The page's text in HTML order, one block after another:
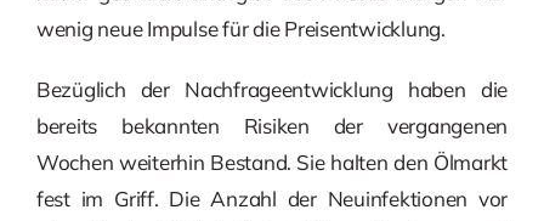
wenig neue Impulse für die Preisentwicklung.
Bezüglich der Nachfrageentwicklung haben die
bereits bekannten Risiken der vergangenen
Wochen weiterhin Bestand. Sie halten den Ölmarkt
fest im Griff. Die Anzahl der Neuinfektionen vor